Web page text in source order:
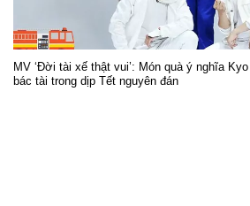
MV ‘Đời tài xế thật vui’: Món quà ý nghĩa
bác tài trong dịp Tết nguyên đán